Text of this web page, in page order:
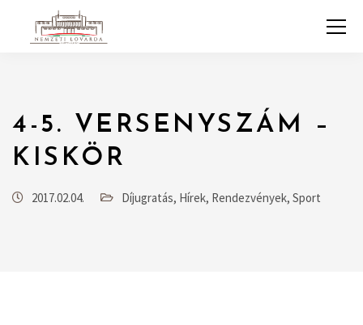
4-5. VERSENYSZÁM –
KISKÖR
2017.02.04. Díjugratás, Hírek, Rendezvények, Sport